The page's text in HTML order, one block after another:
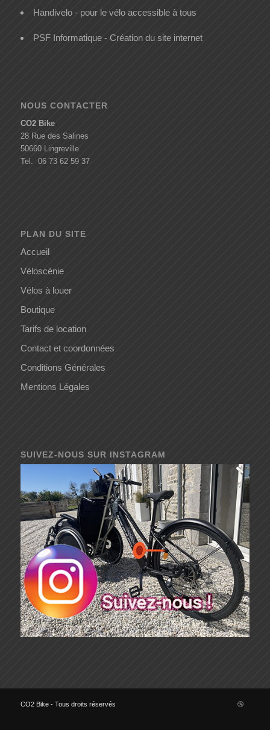
Handivelo - pour le vélo accessible à tous
PSF Informatique - Création du site internet
NOUS CONTACTER
CO2 Bike
28 Rue des Salines
50660 Lingreville
Tel. 06 73 62 59 37
PLAN DU SITE
Accueil
Véloscénie
Vélos à louer
Boutique
Tarifs de location
Contact et coordonnées
Conditions Générales
Mentions Légales
SUIVEZ-NOUS SUR INSTAGRAM
CO2 Bike - Tous droits réservés